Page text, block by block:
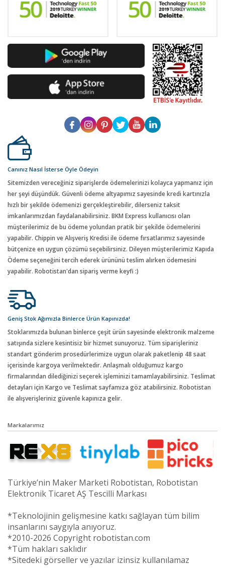
Canınız Nasıl İsterse Öyle Ödeyin
Sitemizden vereceğiniz siparişlerde ödemelerinizi kolayca yapmanız için
her şeyi düşündük. Güvenli ödeme altyapımız sayesinde kredi kartınızla
hızlı bir şekilde ödemenizi gerçekleştirebilir, dilerseniz taksit
imkanlarımızdan faydalanabilirsiniz. BKM Express kullanıcısı olan
müşterilerimiz de bu ödeme yolundan pratik bir şekilde ödemelerini
yapabilir. Chippin ve Alışveriş Kredisi ile ödeme fırsatlarımız sayesinde
bütçenize en uygun çözümü seçebilirsiniz. Dileyen müşterilerimiz Kapıda
Ödeme seçeneğini tercih ederek ürününü teslim alırken ödemesini
yapabilir. Robotistan'dan sipariş verme keyfi :)
Geniş Stok Ağımızla Binlerce Ürün Kapınızda!
Stoklarımızda bulunan binlerce çeşit ürün sayesinde elektronik malzeme
satışında sizlere kesintisiz bir hizmet sunuyoruz. Tüm siparişleriniz
standart gönderim prosedürlerimize uygun olarak paketlenip 48 saat
içerisinde kargoya verilmektedir. Anlaşmalı olduğumuz kargo
firmalarından dilediğinizi seçerek işleminizi tamamlayabilirsiniz. Teslimat
detayları için Kargo ve Teslimat sayfamıza göz atabilirsiniz. Robotistan
ile alışverişleriniz güvenle kapınıza gelir.
Markalarımız
Türkiye’nin Maker Marketi Robotistan, Robotistan
Elektronik Ticaret AŞ Tescilli Markası
*Teknolojinin gelişmesine katkı sağlayan tüm bilim
insanlarını saygıyla anıyoruz.
*2010-2026 Copyright robotistan.com
*Tüm hakları saklıdır
*Sitedeki görseller ve yazılar izinsiz kullanılamaz